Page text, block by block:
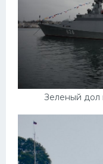
Зеленый дол